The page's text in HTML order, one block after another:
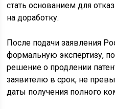
стать основанием для
на доработку.
После подачи заявления
формальную экспертизу,
решение о продлении
заявителю в срок, не
даты получения полного